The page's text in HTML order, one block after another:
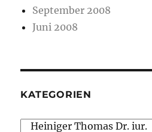
September 2008
Juni 2008
KATEGORIEN
Kategorien